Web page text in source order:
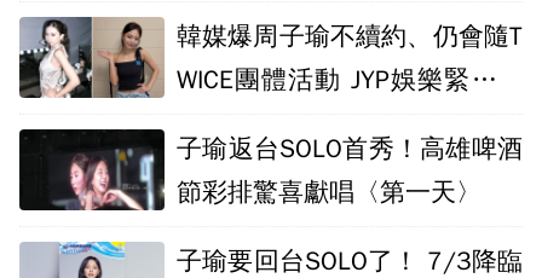
韓媒爆周子瑜不續約、仍會隨T
WICE團體活動 JYP娛樂緊急回
子瑜返台SOLO首秀！高雄啤酒
節彩排驚喜獻唱〈第一天〉
子瑜要回台SOLO了！ 7/3降臨